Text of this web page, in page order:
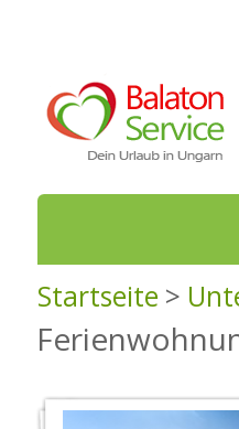
Startseite >